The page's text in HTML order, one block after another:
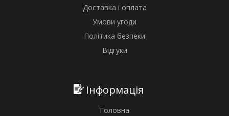
Доставка і оплата
Умови угоди
Політика безпеки
Відгуки
Інформація
Головна